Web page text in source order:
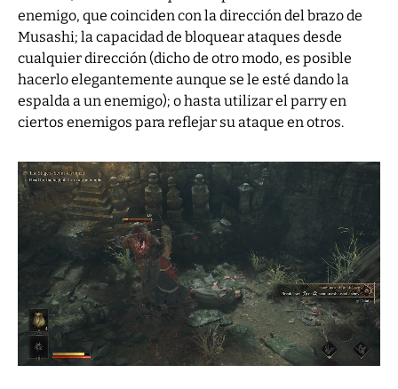
enemigo, que coinciden con la dirección del brazo de
Musashi; la capacidad de bloquear ataques desde
cualquier dirección (dicho de otro modo, es posible
hacerlo elegantemente aunque se le esté dando la
espalda a un enemigo); o hasta utilizar el parry en
ciertos enemigos para reflejar su ataque en otros.